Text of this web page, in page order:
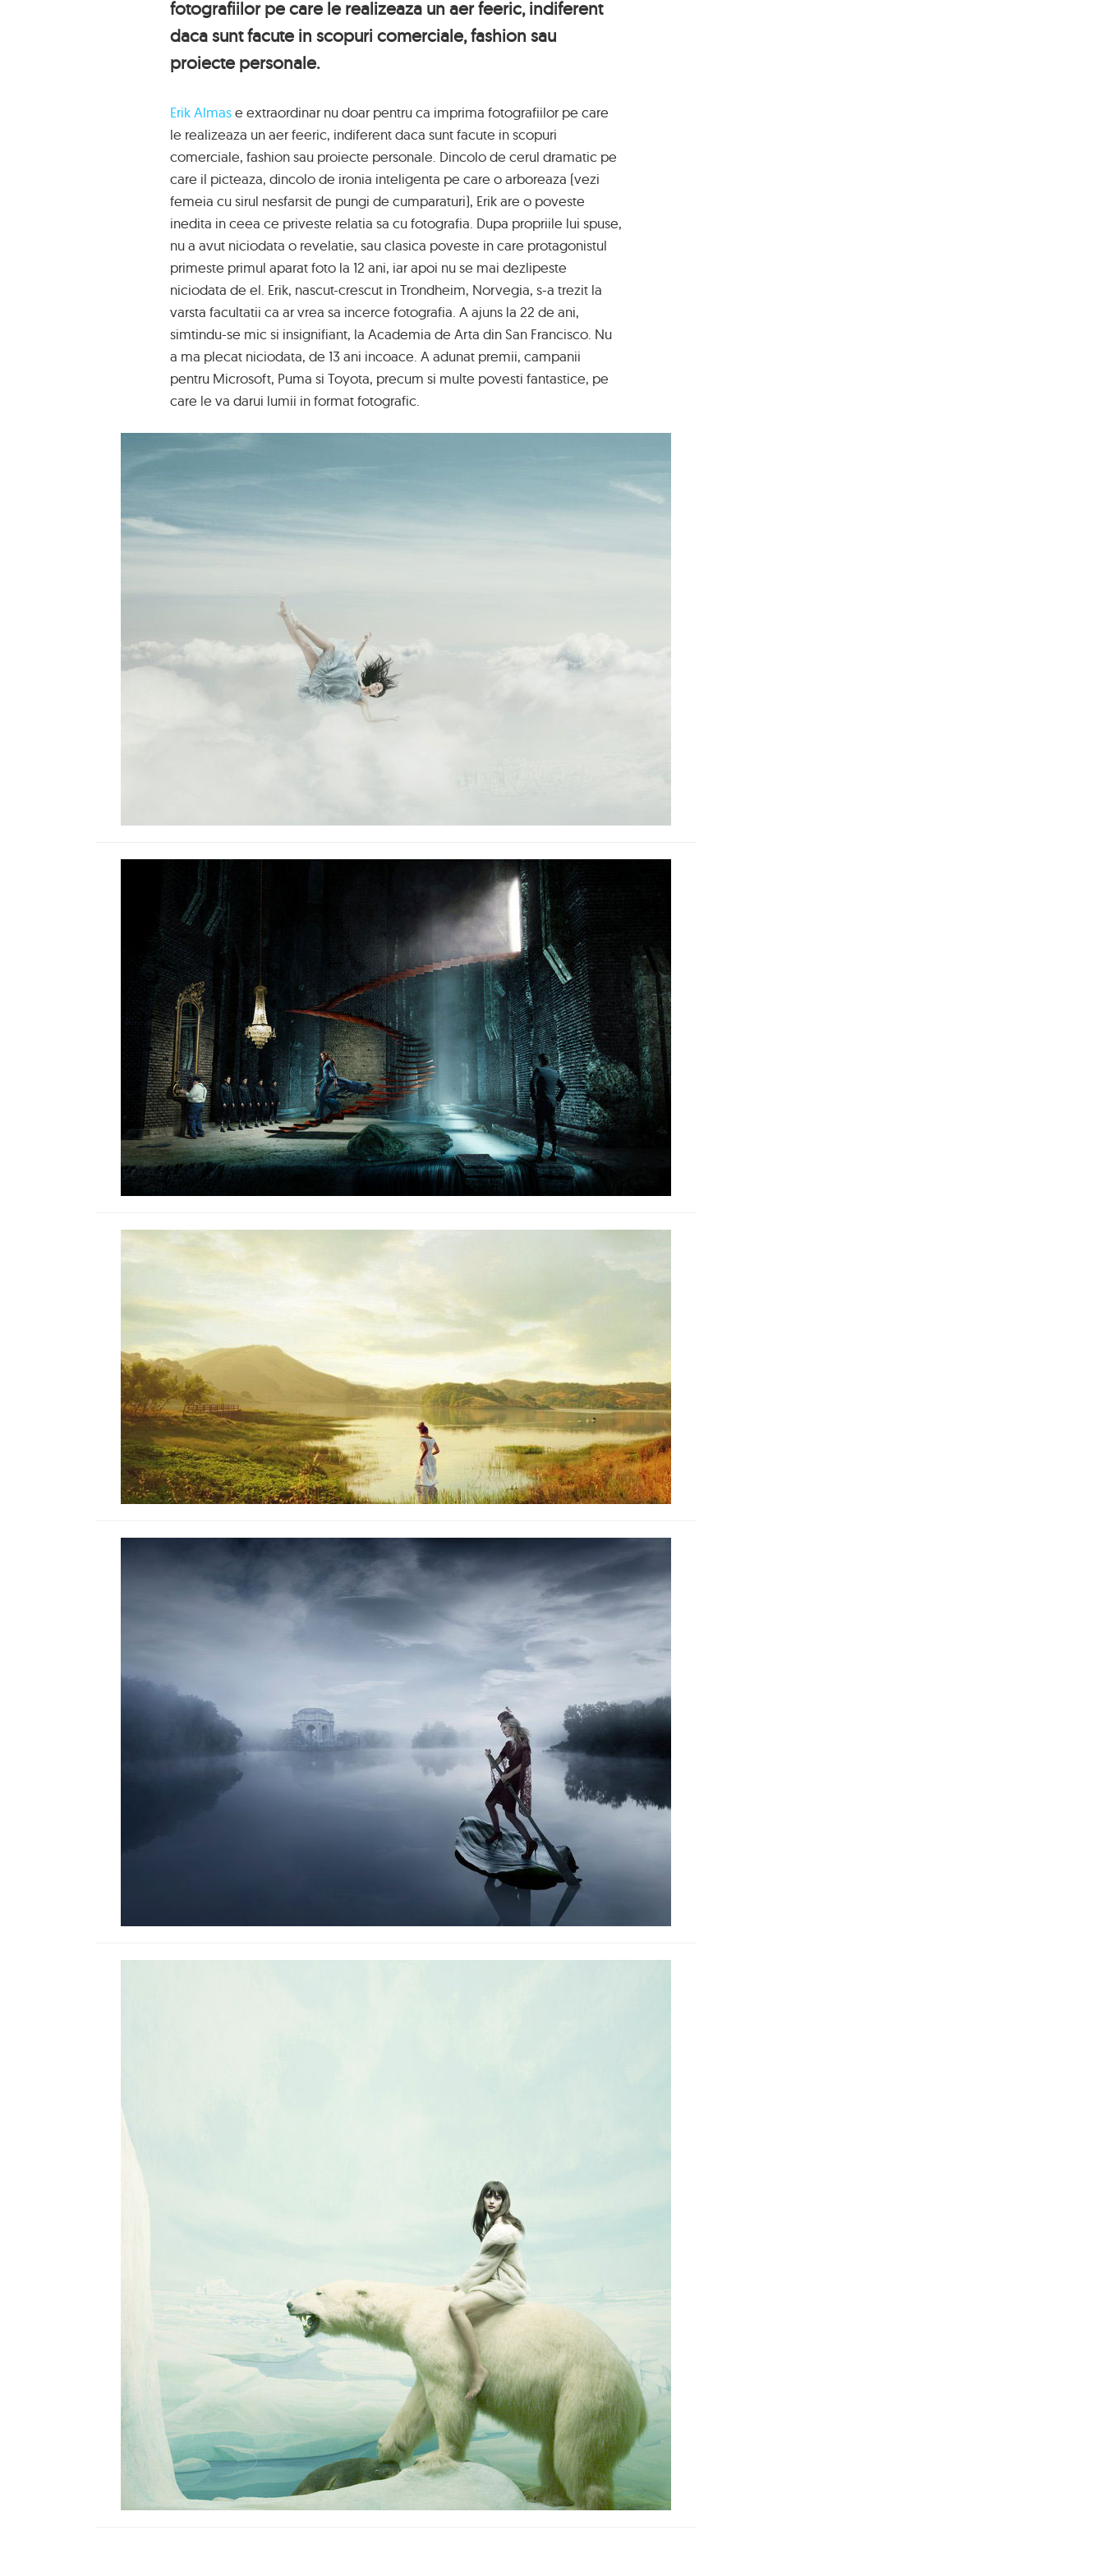
fotografiilor pe care le realizeaza un aer feeric, indiferent
daca sunt facute in scopuri comerciale, fashion sau
proiecte personale.
Erik Almase extraordinar nu doar pentru ca imprima fotografiilor pe care
le realizeaza un aer feeric, indiferent daca sunt facute in scopuri
comerciale, fashion sau proiecte personale. Dincolo de cerul dramatic pe
care il picteaza, dincolo de ironia inteligenta pe care o arboreaza (vezi
femeia cu sirul nesfarsit de pungi de cumparaturi), Erik are o poveste
inedita in ceea ce priveste relatia sa cu fotografia. Dupa propriile lui spuse,
nu a avut niciodata o revelatie, sau clasica poveste in care protagonistul
primeste primul aparat foto la 12 ani, iar apoi nu se mai dezlipeste
niciodata de el. Erik, nascut-crescut in Trondheim, Norvegia, s-a trezit la
varsta facultatii ca ar vrea sa incerce fotografia. A ajuns la 22 de ani,
simtindu-se mic si insignifiant, la Academia de Arta din San Francisco. Nu
a ma plecat niciodata, de 13 ani incoace. A adunat premii, campanii
pentru Microsoft, Puma si Toyota, precum si multe povesti fantastice, pe
care le va darui lumii in format fotografic.